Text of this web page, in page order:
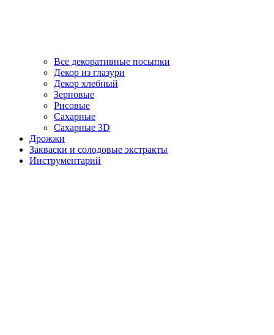
Все декоративные посыпки
Декор из глазури
Декор хлебный
Зерновые
Рисовые
Сахарные
Сахарные 3D
Дрожжи
Закваски и солодовые экстракты
Инструментарий